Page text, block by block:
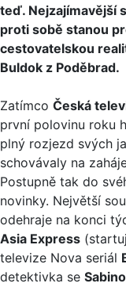
teď. Nejzajímavější
proti sobě stanou
cestovatelskou
Buldok z Poděbrad.
Zatímco Česká
první polovinu roku
plný rozjezd svých
schovávaly na
Postupně tak do
novinky. Největší
odehraje na konci
Asia Express
televize Nova seriál
detektivka se